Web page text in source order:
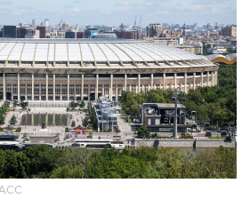
INTERFAX.RU - Движение в